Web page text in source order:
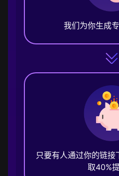
我们为你生成
只要有人通过你的链
取40%提